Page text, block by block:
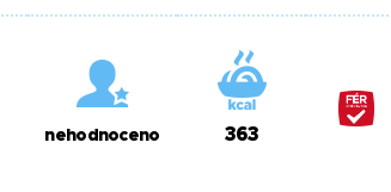
nehodnoceno 363